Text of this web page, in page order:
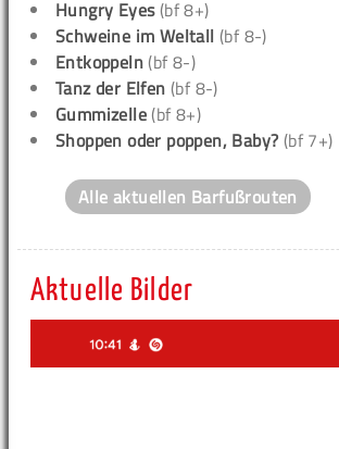
Hungry Eyes(bf 8+)
Schweine im Weltall (bf 8-)
Entkoppeln (bf 8-)
Tanz der Elfen (bf 8-)
Gummizelle (bf 8+)
Shoppen oder poppen, Baby? (bf 7+)
Alle aktuellen Barfußrouten
Aktuelle Bilder